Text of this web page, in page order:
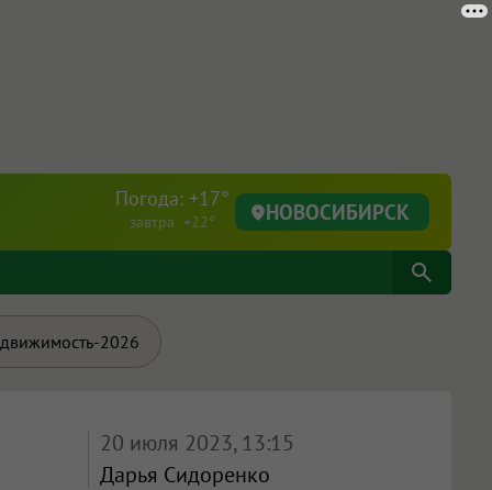
Погода: +17°
завтра +22° НОВОСИБИРСК
2026
20 июля 2023, 13:15
Дарья Сидоренко